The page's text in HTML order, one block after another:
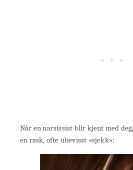
Når en narsissist blir kjent med
en rask, ofte ubevisst «sjekk»: